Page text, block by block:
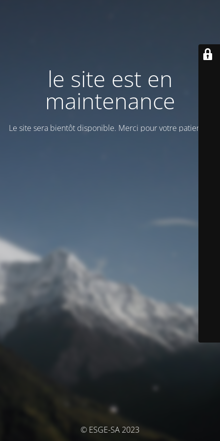
le site est en
maintenance
Le site sera bientôt disponible. Merci pour votre patience!
© ESGE-SA 2023